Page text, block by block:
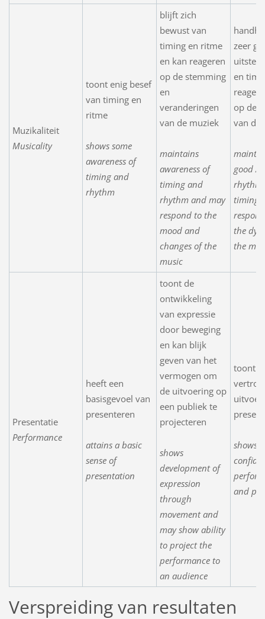
Muzikaliteit
Musicality
toont enig besef
van timing en
ritme
shows some
awareness of
timing and
rhythm
blijft zich
bewust van
timing en ritme
en kan reageren
op de stemming
en
veranderingen
van de muziek
maintains
awareness of
timing and
rhythm and may
respond to the
mood and
changes of the
music
zeer
en
op de
van de
good /
rhythm
timing,
the
the
Presentatie
Performance
heeft een
basisgevoel van
presenteren
attains a basic
sense of
presentation
toont de
ontwikkeling
van expressie
door beweging
en kan blijk
geven van het
vermogen om
de uitvoering op
een publiek te
projecteren
shows
development of
expression
through
movement and
may show ability
to project the
performance to
an audience
toont
shows
and
Verspreiding van resultaten